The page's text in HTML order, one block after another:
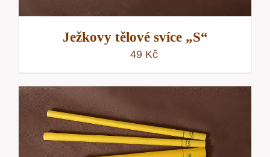
Ježkovy tělové svíce „S“
49 Kč